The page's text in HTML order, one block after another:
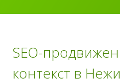
SEO-
контекст в